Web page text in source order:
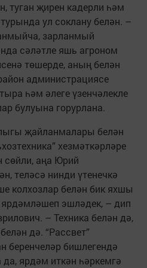
туган җирен кадерли һәм
ул соклану белән. –
зарланмый
сәләтле яшь агроном
төшерде, аның белән
админис­трациясе
һәм әлеге үзенчәлекле
булуы­на ­горурлана.
җайланмалары белән
хезмәткәрләре
сөйли, аңа Юрий
теләсә нинди үтенечкә
колхозлар белән бик яхшы
эшләдек, – дип
– ­Техника белән дә,
дә. “Рассвет”
беренчеләр бишлегендә
ярдәм иткән һәркемгә